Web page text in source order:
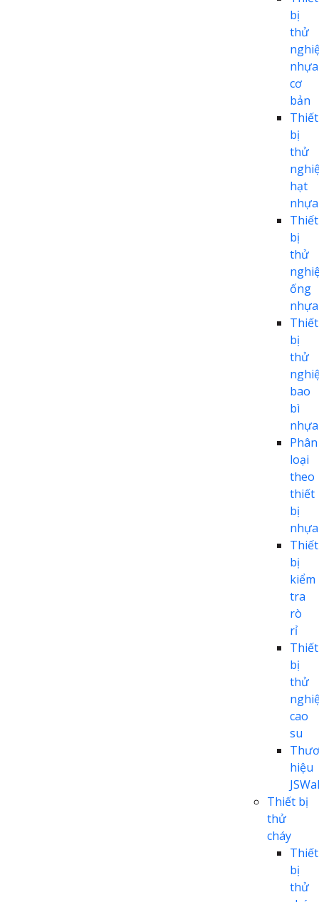
bị
thử
nhựa
cơ
bản
Thiết
bị
thử
hạt
nhựa
Thiết
bị
thử
ống
nhựa
Thiết
bị
thử
bao
bì
nhựa
Phân
loại
theo
thiết
bị
nhựa
Thiết
bị
kiểm
tra
rò
rỉ
Thiết
bị
thử
cao
su
hiệu
Thiết bị
thử
cháy
Thiết
bị
thử